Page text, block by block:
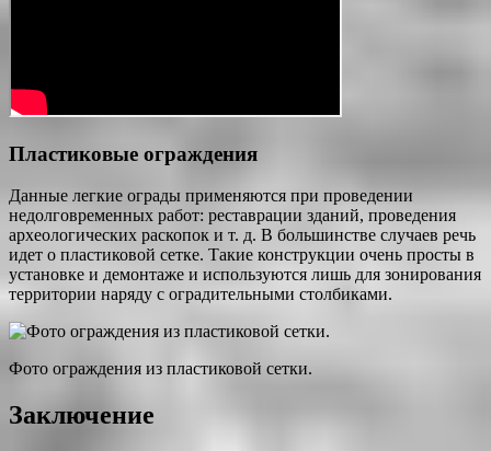
Пластиковые ограждения
Данные легкие ограды применяются при проведении
недолговременных работ: реставрации зданий, проведения
археологических раскопок и т. д. В большинстве случаев речь
идет о пластиковой сетке. Такие конструкции очень просты в
установке и демонтаже и используются лишь для зонирования
территории наряду с оградительными столбиками.
Фото ограждения из пластиковой сетки.
Заключение